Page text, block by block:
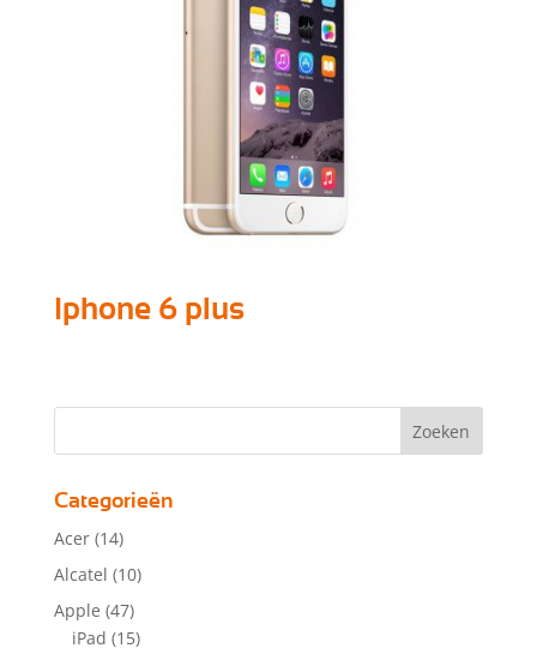
Iphone 6 plus
Categorieën
Acer (14)
Alcatel (10)
Apple (47)
iPad (15)